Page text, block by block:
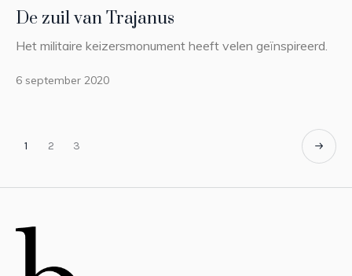
De zuil van Trajanus
Het militaire keizersmonument heeft velen geïnspireerd.
6 september 2020
1 2 3